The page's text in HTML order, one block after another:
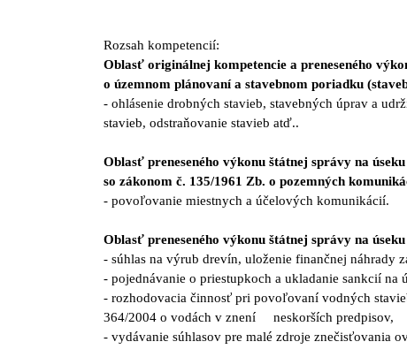
Rozsah kompetencií:
Oblasť originálnej kompetencie a preneseného
o územnom plánovaní a stavebnom poriadku
- ohlásenie drobných stavieb, stavebných úprav a
stavieb, odstraňovanie stavieb atď..
Oblasť preneseného výkonu štátnej správy na
so zákonom č. 135/1961 Zb. o pozemných
- povoľovanie miestnych a účelových komunikácií.
Oblasť preneseného výkonu štátnej správy na
- súhlas na výrub drevín, uloženie finančnej náhrady
- pojednávanie o priestupkoch a ukladanie sankcií na
- rozhodovacia činnosť pri povoľovaní vodných
364/2004 o vodách v znení neskorších predpisov,
- vydávanie súhlasov pre malé zdroje znečisťovania